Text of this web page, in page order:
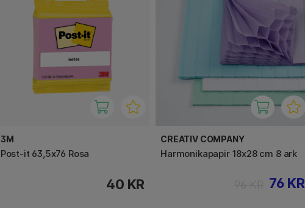
3M
Post-it 63,5x76 Rosa
40 KR
CREATIV COMPANY
Harmonikapapir 18x28 cm 8 ark
76 KR